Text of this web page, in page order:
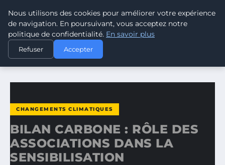
CLIMATE GUARDIAN
ACCUEIL
CHANGEMENTS CLIMATIQUES
BILAN CARBONE : RÔLE DES ASSOCIATIONS DANS LA…
CHANGEMENTS CLIMATIQUES
BILAN CARBONE : RÔLE DES
ASSOCIATIONS DANS LA
SENSIBILISATION
Nous utilisons des cookies pour améliorer votre expérience
de navigation. En poursuivant, vous acceptez notre
politique de confidentialité. En savoir plus
Refuser Accepter